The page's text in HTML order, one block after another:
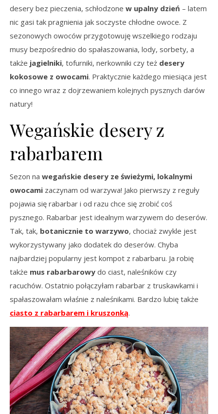
desery bez pieczenia, schłodzone w upalny dzień – latem
nic gasi tak pragnienia jak soczyste chłodne owoce. Z
sezonowych owoców przygotowuję wszelkiego rodzaju
musy bezpośrednio do spałaszowania, lody, sorbety, a
także jagielniki, tofurniki, nerkowniki czy też desery
kokosowe z owocami. Praktycznie każdego miesiąca jest
co innego wraz z dojrzewaniem kolejnych pysznych darów
natury!
Wegańskie desery z
rabarbarem
Sezon na wegańskie desery ze świeżymi, lokalnymi
owocami zaczynam od warzywa! Jako pierwszy z reguły
pojawia się rabarbar i od razu chce się zrobić coś
pysznego. Rabarbar jest idealnym warzywem do deserów.
Tak, tak, botanicznie to warzywo, chociaż zwykle jest
wykorzystywany jako dodatek do deserów. Chyba
najbardziej popularny jest kompot z rabarbaru. Ja robię
także mus rabarbarowy do ciast, naleśników czy
racuchów. Ostatnio połączyłam rabarbar z truskawkami i
spałaszowałam właśnie z naleśnikami. Bardzo lubię także
ciasto z rabarbarem i kruszonką.